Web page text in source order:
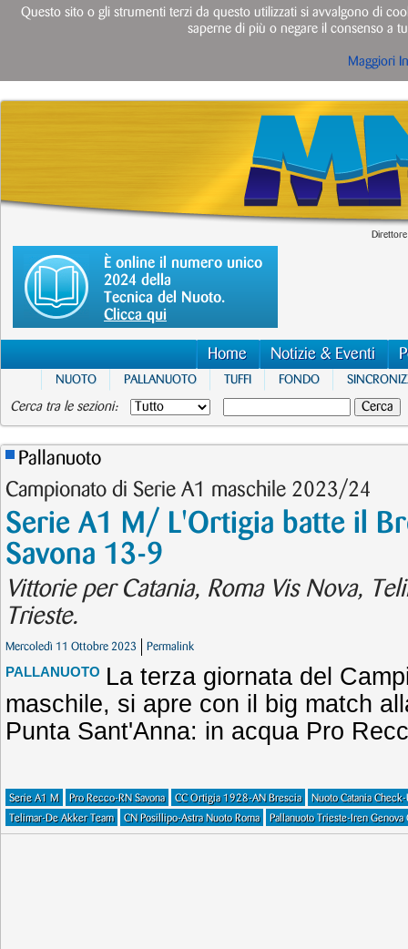
È online il numero unico
2024 della
Tecnica del Nuoto.
Clicca qui
Home Notizie & Eventi
NUOTO PALLANUOTO TUFFI FONDO
Cerca tra le sezioni:
Pallanuoto
Campionato di Serie A1 maschile 2023/24
Serie A1 M/ L'Ortigia batte il
Savona 13-9
Vittorie per Catania, Roma Vis Nova,
Trieste.
Mercoledì 11 Ottobre 2023 Permalink
PALLANUOTO La terza giornata del
maschile, si apre con il big match
Punta Sant'Anna: in acqua Pro
Serie A1 M Pro Recco-RN Savona CC Ortigia 1928-AN Brescia
Nuoto Catania
Telimar-De Akker Team
CN Posillipo-Astra Nuoto Roma Pallanuoto Trieste-Iren Genova
Questo sito o gli strumenti terzi da questo utilizzati si avvalgono di
saperne di più o negare il consenso a
Maggiori